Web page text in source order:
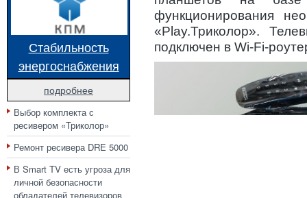
Стабильность
энергоснабжения
подробнее
Выбор комплекта с
ресивером «Триколор»
Ремонт ресивера DRE 5000
В Smart TV есть угроза для
личной безопасности
обладателей телевизоров
функционирования
«Play.Триколор».
подключен в Wi-Fi-